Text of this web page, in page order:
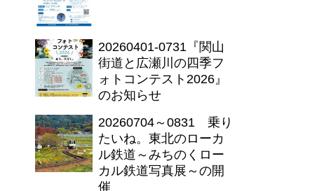
20260401-0731『関山
街道と広瀬川の四季フ
ォトコンテスト2026』
のお知らせ
20260704～0831 乗り
たいね。東北のローカ
ル鉄道～みちのくロー
カル鉄道写真展～の開
催